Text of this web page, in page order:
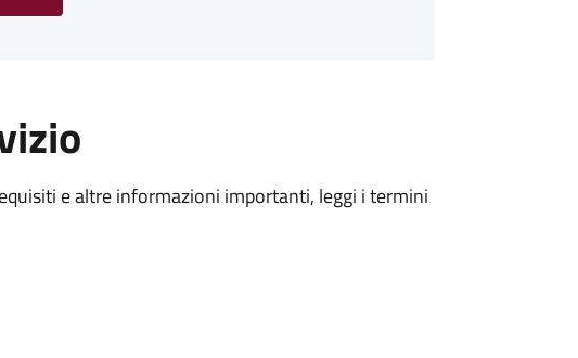
e altre informazioni importanti, leggi i termini